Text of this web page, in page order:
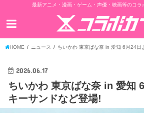
最新アニメ・漫画・ゲーム・声優・映画等のコラ
HOME ニュース ちいかわ 東京ばな奈 in 愛知 6月24日
2026.06.17
ちいかわ 東京ばな奈 in 愛知
キーサンドなど登場!